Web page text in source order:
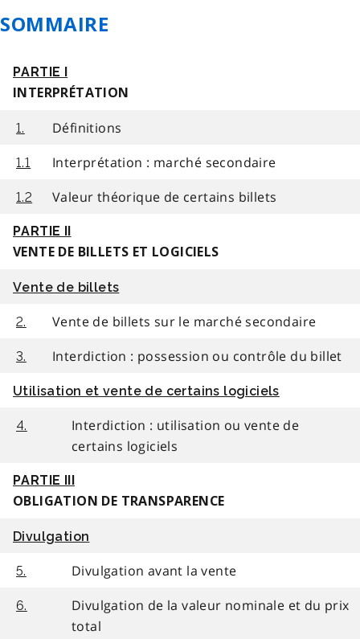
SOMMAIRE
PARTIE I
INTERPRÉTATION
1. Définitions
1.1 Interprétation : marché secondaire
1.2 Valeur théorique de certains billets
PARTIE II
VENTE DE BILLETS ET LOGICIELS
Vente de billets
2. Vente de billets sur le marché secondaire
3. Interdiction : possession ou contrôle du billet
Utilisation et vente de certains logiciels
4.
Interdiction : utilisation ou vente de
certains logiciels
PARTIE III
OBLIGATION DE TRANSPARENCE
Divulgation
5. Divulgation avant la vente
6.
Divulgation de la valeur nominale et du prix
total